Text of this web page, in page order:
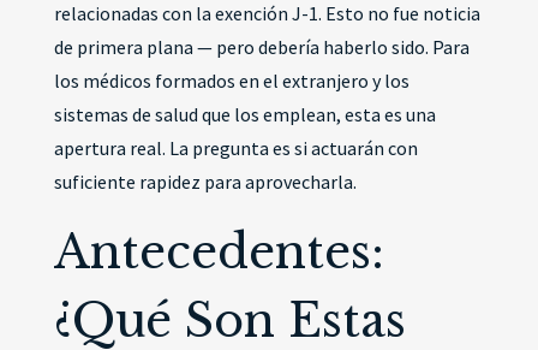
relacionadas con la exención J-1. Esto no fue noticia
de primera plana — pero debería haberlo sido. Para
los médicos formados en el extranjero y los
sistemas de salud que los emplean, esta es una
apertura real. La pregunta es si actuarán con
suficiente rapidez para aprovecharla.
Antecedentes:
¿Qué Son Estas